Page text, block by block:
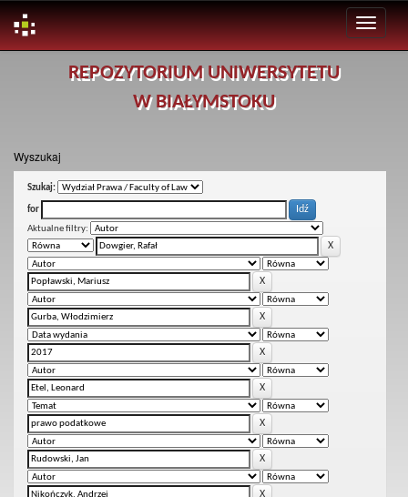
REPOZYTORIUM UNIWERSYTETU
W BIAŁYMSTOKU
Wyszukaj
Szukaj:
for
Aktualne filtry: